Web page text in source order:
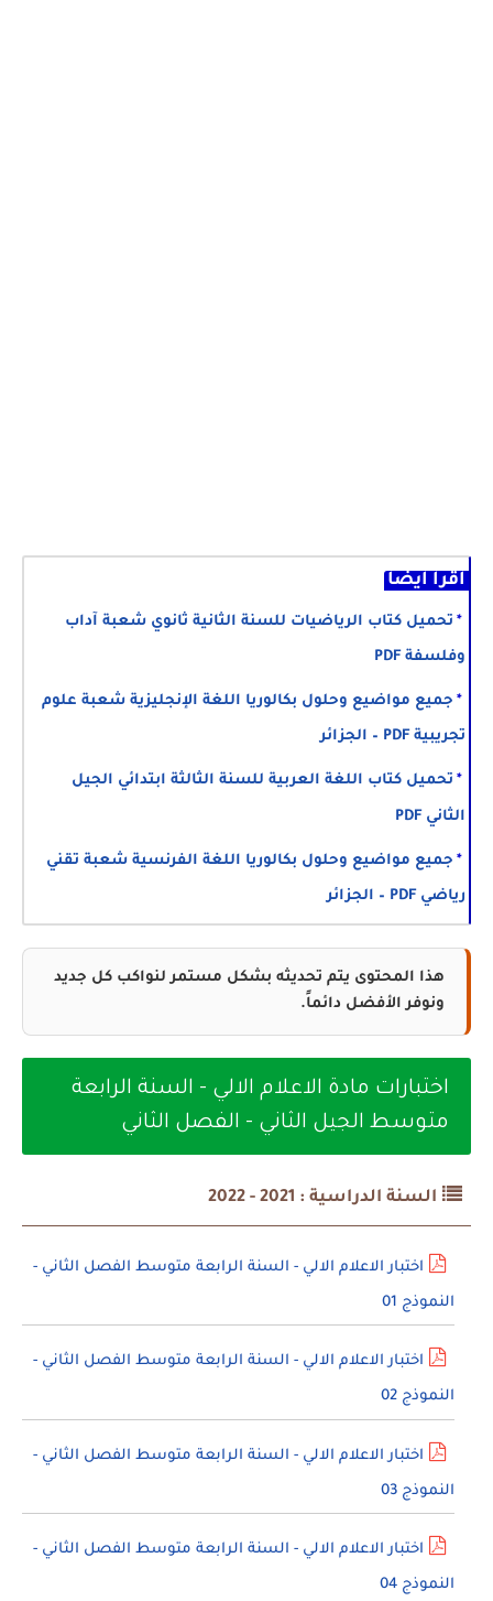
اقرأ أيضا
تحميل كتاب الرياضيات للسنة الثانية ثانوي شعبة آداب
وفلسفة PDF
جميع مواضيع وحلول بكالوريا اللغة الإنجليزية شعبة علوم
تجريبية PDF – الجزائر
تحميل كتاب اللغة العربية للسنة الثالثة ابتدائي الجيل
الثاني PDF
جميع مواضيع وحلول بكالوريا اللغة الفرنسية شعبة تقني
رياضي PDF – الجزائر
هذا المحتوى يتم تحديثه بشكل مستمر لنواكب كل جديد
ونوفر الأفضل دائماً.
اختبارات مادة الاعلام الالي - السنة الرابعة
متوسط الجيل الثاني - الفصل الثاني
السنة الدراسية : 2021 - 2022
اختبار الاعلام الالي - السنة الرابعة متوسط الفصل الثاني -
النموذج 01
اختبار الاعلام الالي - السنة الرابعة متوسط الفصل الثاني -
النموذج 02
اختبار الاعلام الالي - السنة الرابعة متوسط الفصل الثاني -
النموذج 03
اختبار الاعلام الالي - السنة الرابعة متوسط الفصل الثاني -
النموذج 04